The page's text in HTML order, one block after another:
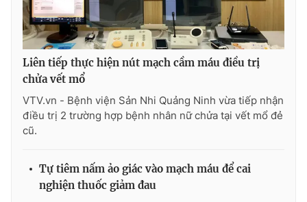
VTV Sức khoẻ Bất động sản
Thị trường 24h
VTV4 Vươn mình bằng AI
Liên hệ tòa soạn
Liên tiếp thực hiện nút mạch cầm máu điều trị
chửa vết mổ
VTV.vn - Bệnh viện Sản Nhi Quảng Ninh vừa tiếp nhận
điều trị 2 trường hợp bệnh nhân nữ chửa tại vết mổ đẻ
cũ.
Tự tiêm nấm ảo giác vào mạch máu để cai
nghiện thuốc giảm đau